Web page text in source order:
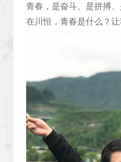
青春，是奋斗、是拼搏
在川恒，青春是什么？